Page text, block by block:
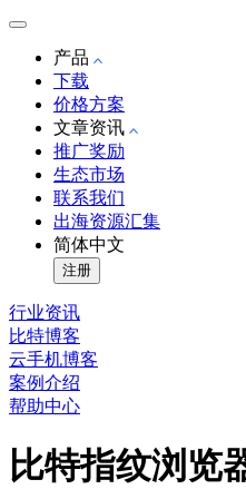
产品
下载
价格方案
文章资讯
推广奖励
生态市场
联系我们
出海资源汇集
简体中文
注册
行业资讯
比特博客
云手机博客
案例介绍
帮助中心
比特指纹浏览